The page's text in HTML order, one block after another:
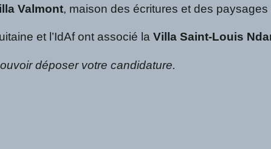
Valmont, maison des écritures et des
et l’IdAf ont associé laVilla Saint-Louis
déposer votre candidature.